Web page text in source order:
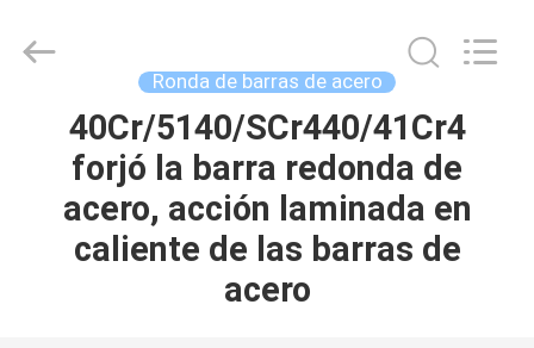
HOGAR
PRODUCTOS
STEEL
INDUSTRIAL
Ronda de barras de acero
40Cr/5140/SCr440/41Cr4
forjó la barra redonda de
acero, acción laminada en
caliente de las barras de
acero